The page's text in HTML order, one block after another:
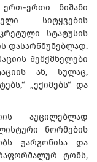
ერთ-ერთი ნიშანი
სიტყვების
სტატუსის
დასარწმუნებლად.
შემქმნელები
ან, სულაც,
„ექიმებს“ და
აუცილებლად
ნორმების
ჟარგონისა და
ტონს,